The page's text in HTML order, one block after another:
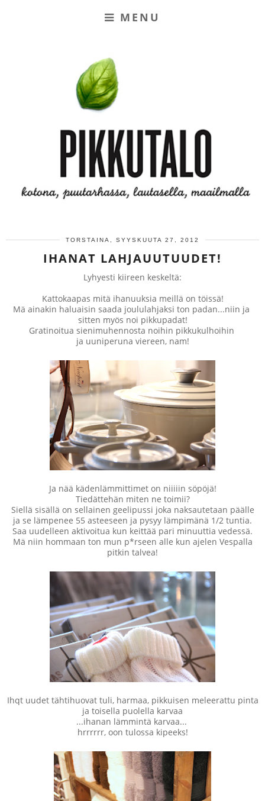
MENU
TORSTAINA, SYYSKUUTA 27, 2012
IHANAT LAHJAUUTUUDET!
Lyhyesti kiireen keskeltä:
Kattokaapas mitä ihanuuksia meillä on töissä!
Mä ainakin haluaisin saada joululahjaksi ton padan...niin ja
sitten myös noi pikkupadat!
Gratinoitua sienimuhennosta noihin pikkukulhoihin
ja uuniperuna viereen, nam!
Ja nää kädenlämmittimet on niiiiin söpöjä!
Tiedättehän miten ne toimii?
Siellä sisällä on sellainen geelipussi joka naksautetaan päälle
ja se lämpenee 55 asteeseen ja pysyy lämpimänä 1/2 tuntia.
Saa uudelleen aktivoitua kun keittää pari minuuttia vedessä.
Mä niin hommaan ton mun p*rseen alle kun ajelen Vespalla
pitkin talvea!
Ihqt uudet tähtihuovat tuli, harmaa, pikkuisen meleerattu pinta
ja toisella puolella karvaa
...ihanan lämmintä karvaa...
hrrrrrr, oon tulossa kipeeks!